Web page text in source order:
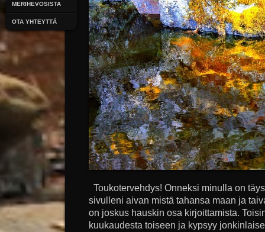
MERIHEVOSISTA
OTA YHTEYTTÄ
Toukotervehdys! Onneksi minulla on
sivulleni aivan mistä tahansa maan ja
on joskus hauskin osa kirjoittamista.
kuukaudesta toiseen ja kypsyy